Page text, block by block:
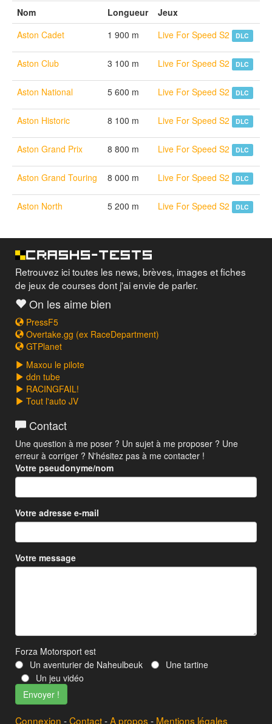
Nom Longueur
Jeux
Aston Cadet
1 900 m Live For Speed S2 DLC
Aston Club 3 100 m Live For Speed S2 DLC
Aston National 5 600 m Live For Speed S2 DLC
Aston Historic 8 100 m Live For Speed S2 DLC
Aston Grand Prix 8 800 m Live For Speed S2 DLC
Aston Grand Touring 8 000 m Live For Speed S2 DLC
Aston North 5 200 m Live For Speed S2 DLC
Retrouvez ici toutes les news, brèves, images et fiches
de jeux de courses dont j'ai envie de parler.
On les aime bien
PressF5
Overtake.gg (ex RaceDepartment)
GTPlanet
Maxou le pilote
ddn tube
RACINGFAIL!
Tout l'auto JV
Contact
Une question à me poser ? Un sujet à me proposer ? Une
erreur à corriger ? N'hésitez pas à me contacter !
Votre pseudonyme/nom
Votre adresse e-mail
Votre message
Forza Motorsport est
Un aventurier de Naheulbeuk
Une tartine
Un jeu vidéo
Connexion -Contact-A propos - Mentions légales